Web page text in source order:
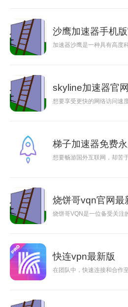
沙鹰加速器手机
加速器沙鹰是一种具有高度
skyline加速器官
想要享受更快的网络访问速
梯子加速器免费
想要畅游国外互联网，却苦
烧饼哥vqn官网最
烧饼哥VQN是一位备受关注
快连vpn最新版
在团队中，快速连接和合作